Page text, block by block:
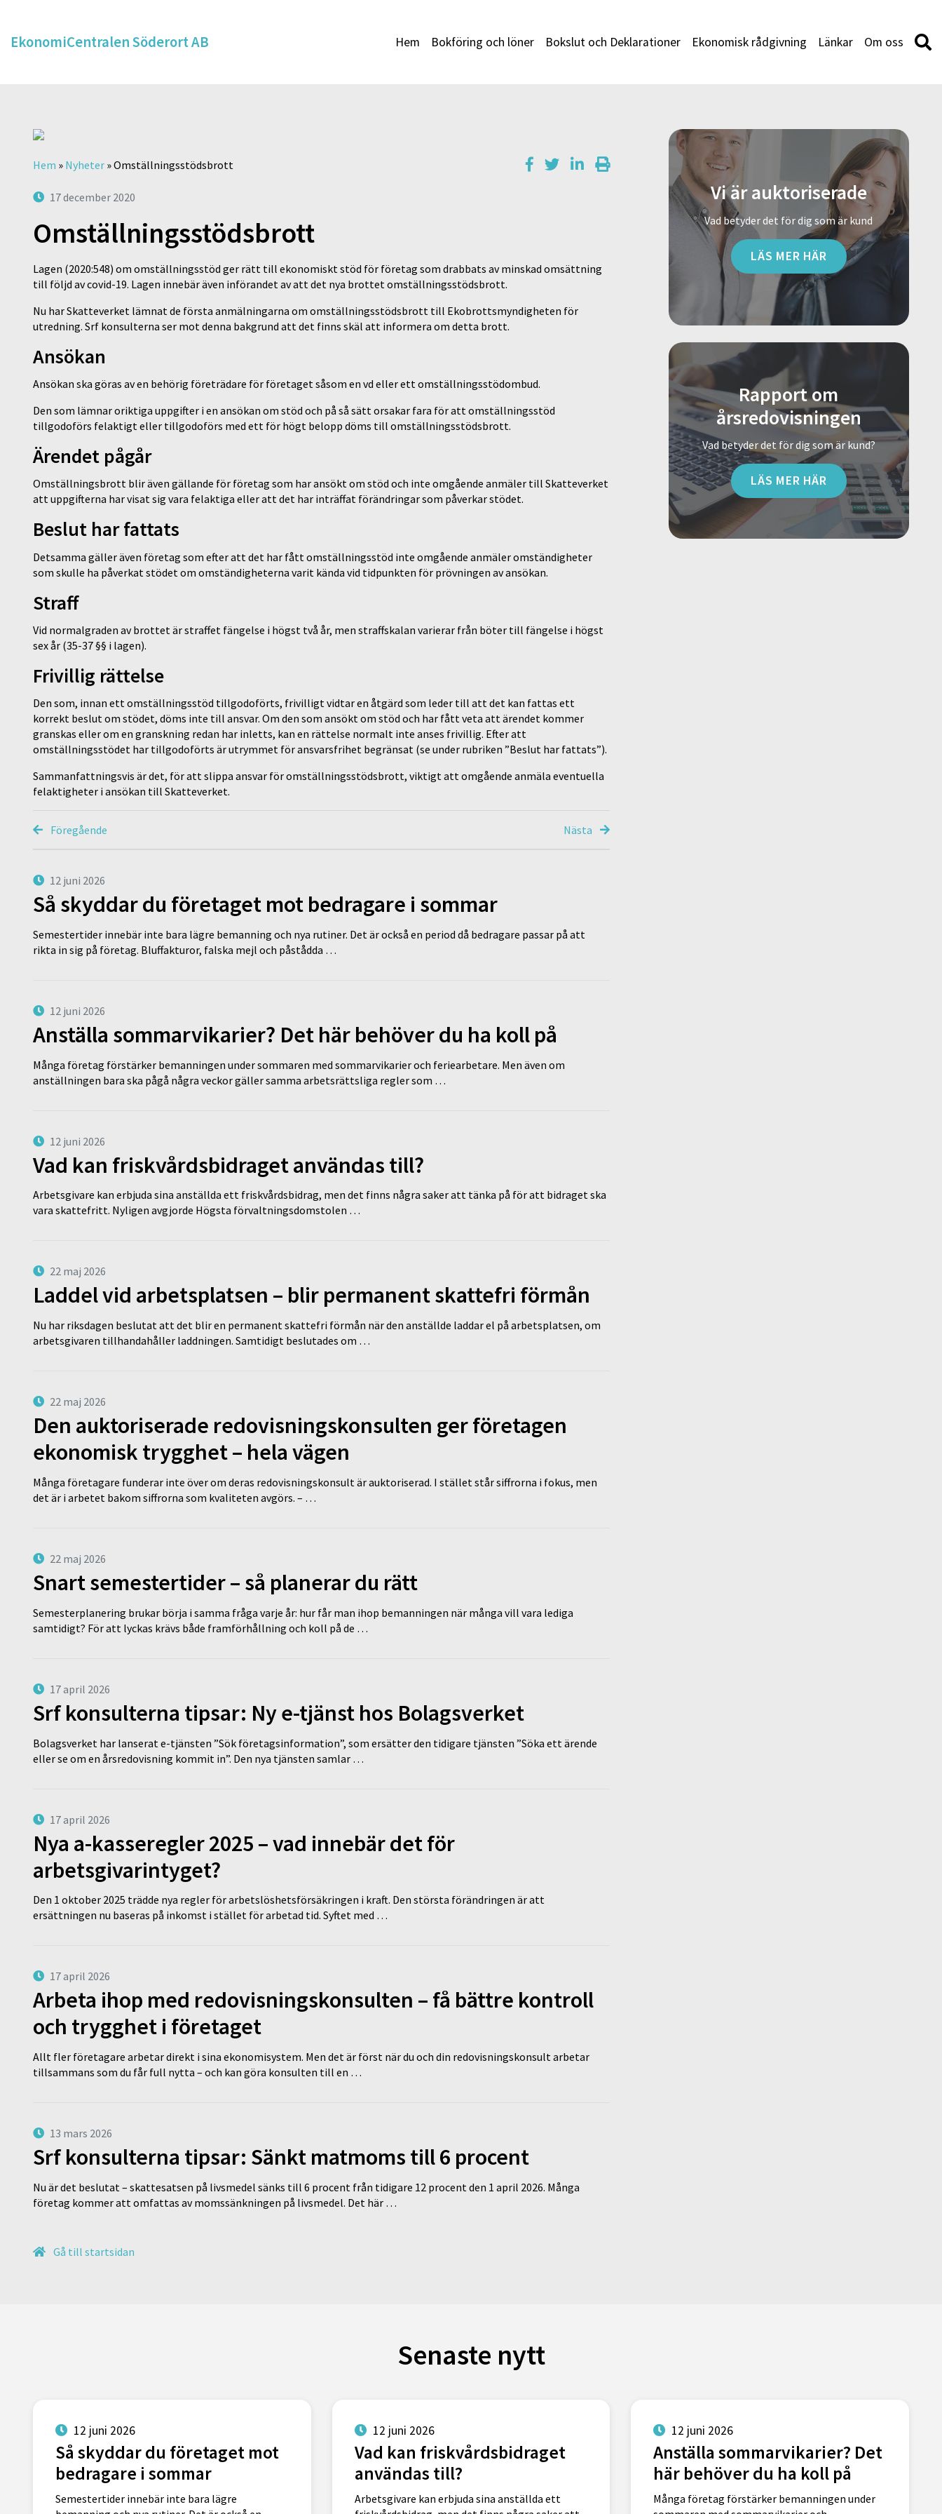
EkonomiCentralen Söderort AB Hem Bokföring och löner Bokslut och Deklarationer Ekonomisk rådgivning Länkar Om oss
Hem » Nyheter »Omställningsstödsbrott
17 december 2020
Omställningsstödsbrott
Lagen (2020:548) om omställningsstöd ger rätt till ekonomiskt stöd för företag som drabbats av minskad omsättning
till följd av covid-19. Lagen innebär även införandet av att det nya brottet omställningsstödsbrott.
Nu har Skatteverket lämnat de första anmälningarna om omställningsstödsbrott till Ekobrottsmyndigheten för
utredning. Srf konsulterna ser mot denna bakgrund att det finns skäl att informera om detta brott.
Ansökan
Ansökan ska göras av en behörig företrädare för företaget såsom en vd eller ett omställningsstödombud.
Den som lämnar oriktiga uppgifter i en ansökan om stöd och på så sätt orsakar fara för att omställningsstöd
tillgodoförs felaktigt eller tillgodoförs med ett för högt belopp döms till omställningsstödsbrott.
Ärendet pågår
Omställningsbrott blir även gällande för företag som har ansökt om stöd och inte omgående anmäler till Skatteverket
att uppgifterna har visat sig vara felaktiga eller att det har inträffat förändringar som påverkar stödet.
Beslut har fattats
Detsamma gäller även företag som efter att det har fått omställningsstöd inte omgående anmäler omständigheter
som skulle ha påverkat stödet om omständigheterna varit kända vid tidpunkten för prövningen av ansökan.
Straff
Vid normalgraden av brottet är straffet fängelse i högst två år, men straffskalan varierar från böter till fängelse i högst
sex år (35-37 §§ i lagen).
Frivillig rättelse
Den som, innan ett omställningsstöd tillgodoförts, frivilligt vidtar en åtgärd som leder till att det kan fattas ett
korrekt beslut om stödet, döms inte till ansvar. Om den som ansökt om stöd och har fått veta att ärendet kommer
granskas eller om en granskning redan har inletts, kan en rättelse normalt inte anses frivillig. Efter att
omställningsstödet har tillgodoförts är utrymmet för ansvarsfrihet begränsat (se under rubriken ”Beslut har fattats”).
Sammanfattningsvis är det, för att slippa ansvar för omställningsstödsbrott, viktigt att omgående anmäla eventuella
felaktigheter i ansökan till Skatteverket.
Föregående Nästa
12 juni 2026
Så skyddar du företaget mot bedragare i sommar
Semestertider innebär inte bara lägre bemanning och nya rutiner. Det är också en period då bedragare passar på att
rikta in sig på företag. Bluffakturor, falska mejl och påstådda …
12 juni 2026
Anställa sommarvikarier? Det här behöver du ha koll på
Många företag förstärker bemanningen under sommaren med sommarvikarier och feriearbetare. Men även om
anställningen bara ska pågå några veckor gäller samma arbetsrättsliga regler som …
12 juni 2026
Vad kan friskvårdsbidraget användas till?
Arbetsgivare kan erbjuda sina anställda ett friskvårdsbidrag, men det finns några saker att tänka på för att bidraget ska
vara skattefritt. Nyligen avgjorde Högsta förvaltningsdomstolen …
22 maj 2026
Laddel vid arbetsplatsen – blir permanent skattefri förmån
Nu har riksdagen beslutat att det blir en permanent skattefri förmån när den anställde laddar el på arbetsplatsen, om
arbetsgivaren tillhandahåller laddningen. Samtidigt beslutades om …
22 maj 2026
Den auktoriserade redovisningskonsulten ger företagen
ekonomisk trygghet – hela vägen
Många företagare funderar inte över om deras redovisningskonsult är auktoriserad. I stället står siffrorna i fokus, men
det är i arbetet bakom siffrorna som kvaliteten avgörs. – …
22 maj 2026
Snart semestertider – så planerar du rätt
Semesterplanering brukar börja i samma fråga varje år: hur får man ihop bemanningen när många vill vara lediga
samtidigt? För att lyckas krävs både framförhållning och koll på de …
17 april 2026
Srf konsulterna tipsar: Ny e-tjänst hos Bolagsverket
Bolagsverket har lanserat e-tjänsten ”Sök företagsinformation”, som ersätter den tidigare tjänsten ”Söka ett ärende
eller se om en årsredovisning kommit in”. Den nya tjänsten samlar …
17 april 2026
Nya a-kasseregler 2025 – vad innebär det för
arbetsgivarintyget?
Den 1 oktober 2025 trädde nya regler för arbetslöshetsförsäkringen i kraft. Den största förändringen är att
ersättningen nu baseras på inkomst i stället för arbetad tid. Syftet med …
17 april 2026
Arbeta ihop med redovisningskonsulten – få bättre kontroll
och trygghet i företaget
Allt fler företagare arbetar direkt i sina ekonomisystem. Men det är först när du och din redovisningskonsult arbetar
tillsammans som du får full nytta – och kan göra konsulten till en …
13 mars 2026
Srf konsulterna tipsar: Sänkt matmoms till 6 procent
Nu är det beslutat – skattesatsen på livsmedel sänks till 6 procent från tidigare 12 procent den 1 april 2026. Många
företag kommer att omfattas av momssänkningen på livsmedel. Det här …
Gå till startsidan
Vi är auktoriserade
Vad betyder det för dig som är kund
LÄS MER HÄR
Rapport om
årsredovisningen
Vad betyder det för dig som är kund?
LÄS MER HÄR
Senaste nytt
12 juni 2026
Så skyddar du företaget mot
bedragare i sommar
Semestertider innebär inte bara lägre
12 juni 2026
Vad kan friskvårdsbidraget
användas till?
Arbetsgivare kan erbjuda sina anställda ett
12 juni 2026
Anställa sommarvikarier? Det
här behöver du ha koll på
Många företag förstärker bemanningen under